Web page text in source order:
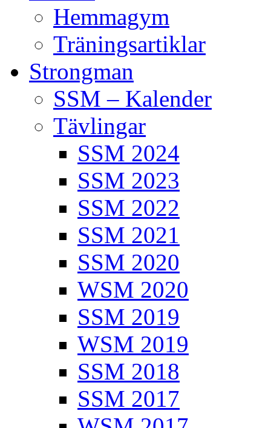
Hemmagym
Träningsartiklar
Strongman
SSM – Kalender
Tävlingar
SSM 2024
SSM 2023
SSM 2022
SSM 2021
SSM 2020
WSM 2020
SSM 2019
WSM 2019
SSM 2018
SSM 2017